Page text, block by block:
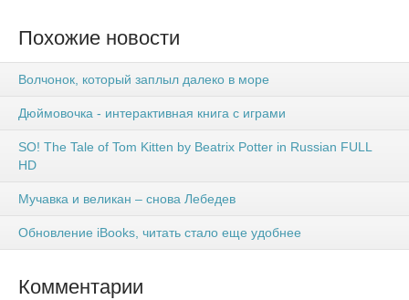
Похожие новости
Волчонок, который заплыл далеко в море
Дюймовочка - интерактивная книга с играми
SO! The Tale of Tom Kitten by Beatrix Potter in Russian FULL
HD
Мучавка и великан – снова Лебедев
Обновление iBooks, читать стало еще удобнее
Комментарии